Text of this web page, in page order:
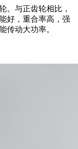
。与正齿轮相比，
好，重合率高，强
传动大功率。